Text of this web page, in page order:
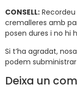
CONSELL: Recordeu
cremalleres amb
posen dures i no hi
Si t’ha agradat,
podem
Deixa un